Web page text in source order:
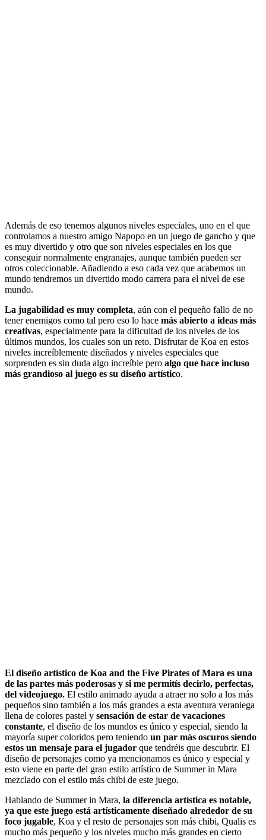
Además de eso tenemos algunos niveles especiales, uno en el que
controlamos a nuestro amigo Napopo en un juego de gancho y que
es muy divertido y otro que son niveles especiales en los que
conseguir normalmente engranajes, aunque también pueden ser
otros coleccionable. Añadiendo a eso cada vez que acabemos un
mundo tendremos un divertido modo carrera para el nivel de ese
mundo.
La jugabilidad es muy completa, aún con el pequeño fallo de no
tener enemigos como tal pero eso lo hace más abierto a ideas más
creativas, especialmente para la dificultad de los niveles de los
últimos mundos, los cuales son un reto. Disfrutar de Koa en estos
niveles increíblemente diseñados y niveles especiales que
sorprenden es sin duda algo increíble pero algo que hace incluso
más grandioso al juego es su diseño artístico.
El diseño artístico de Koa and the Five Pirates of Mara es una
de las partes más poderosas y si me permitís decirlo, perfectas,
del videojuego. El estilo animado ayuda a atraer no solo a los más
pequeños sino también a los más grandes a esta aventura veraniega
llena de colores pastel y sensación de estar de vacaciones
constante, el diseño de los mundos es único y especial, siendo la
mayoría super coloridos pero teniendo un par más oscuros siendo
estos un mensaje para el jugador que tendréis que descubrir. El
diseño de personajes como ya mencionamos es único y especial y
esto viene en parte del gran estilo artístico de Summer in Mara
mezclado con el estilo más chibi de este juego.
Hablando de Summer in Mara, la diferencia artística es notable,
ya que este juego está artísticamente diseñado alrededor de su
foco jugable, Koa y el resto de personajes son más chibi, Qualis es
mucho más pequeño y los niveles mucho más grandes en cierto